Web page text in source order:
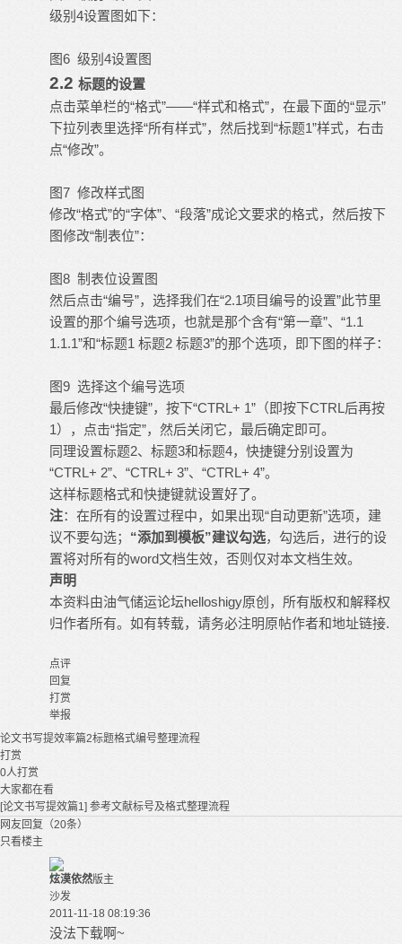
级别4设置图如下：
图6 级别 4设置图
2.2 标题的设置
点击菜单栏的“格式”——“样式和格式”，在最下面的“显示”
下拉列表里选择“所有样式”，然后找到“标题1”样式，右击
点“修改”。
图7 修改样式图
修改“格式”的“字体”、“段落”成论文要求的格式，然后按下
图修改“制表位”：
图8 制表位设置 图
然后点击“编号”，选择我们在“2.1项目编号的设置”此节里
设置的那个编号选项，也就是那个含有“第一章”、“1.1
1.1.1”和“标题1 标题2 标题3”的那个选项，即下图的样子：
图9 选择这个编号选项
最后修改“快捷键”，按下“CTRL+ 1”（即按下CTRL后再按
1），点击“指定”，然后关闭它，最后确定即可。
同理设置标题2、标题3和标题4，快捷键分别设置为
“CTRL+ 2”、“CTRL+ 3”、“CTRL+ 4”。
这样标题格式和快捷键就设置好了。
注：在所有的设置过程中，如果出现“自动更新”选项，建
议不要勾选； “添加到模板”建议勾选，勾选后，进行的设
置将对所有的word文档生效，否则仅对本文档生效。
声明
本资料由油气储运论坛helloshigy原创，所有版权和解释权
归作者所有。如有转载，请务必注明原帖作者和地址链接.
点评
回复
打赏
举报
论文书写提效率篇2标题格式编号整理流程
打赏
0人打赏
大家都在看
[论文书写提效篇1] 参考文献标号及格式整理流程
网友回复（20条）
只看楼主
炫漠依然版主
沙发
2011-11-18 08:19:36
没法下载啊~